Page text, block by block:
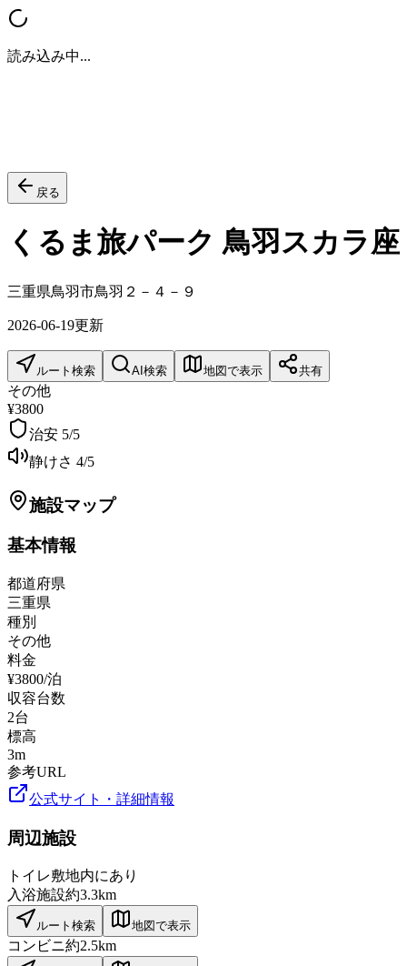
読み込み中...
戻る
くるま旅パーク 鳥羽スカラ座
三重県鳥羽市鳥羽２－４－９
2026-06-19更新
ルート検索 AI検索 地図で表示 共有
その他
¥3800
治安 5/5
静けさ 4/5
施設マップ
基本情報
都道府県
三重県
種別
その他
料金
¥3800/泊
収容台数
2台
標高
3m
参考URL
公式サイト・詳細情報
周辺施設
トイレ敷地内にあり
入浴施設約3.3km
ルート検索 地図で表示
コンビニ約2.5km